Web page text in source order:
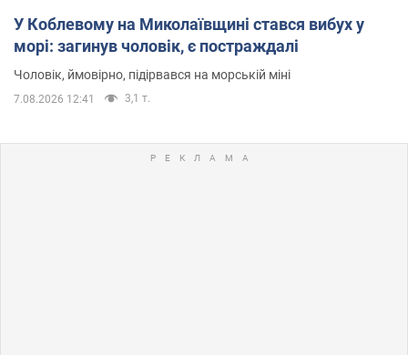
У Коблевому на Миколаївщині стався вибух у
морі: загинув чоловік, є постраждалі
Чоловік, ймовірно, підірвався на морській міні
7.08.2026 12:41 3,1 т.